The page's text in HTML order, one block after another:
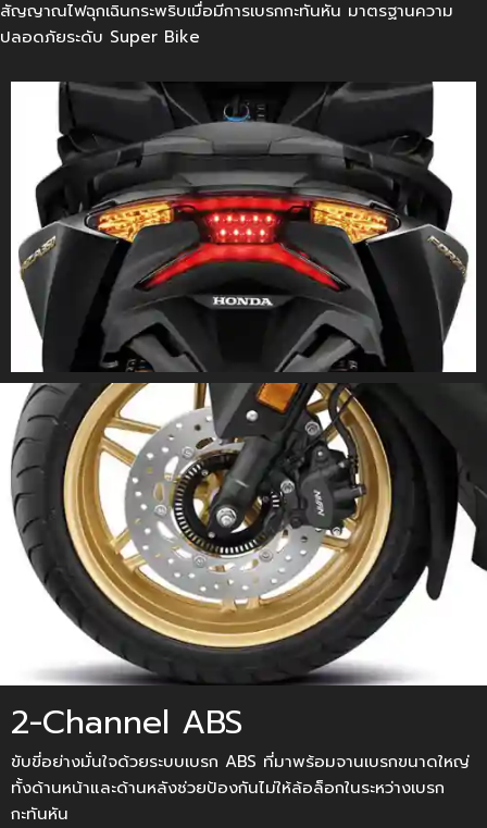
สัญญาณไฟฉุกเฉินกระพริบเมื่อมีการเบรกกะทันหัน มาตรฐานความ
ปลอดภัยระดับ Super Bike
2-Channel ABS
ขับขี่อย่างมั่นใจด้วยระบบเบรก ABS ที่มาพร้อมจานเบรกขนาดใหญ่
ทั้งด้านหน้าและด้านหลังช่วยป้องกันไม่ให้ล้อล็อกในระหว่างเบรก
กะทันหัน